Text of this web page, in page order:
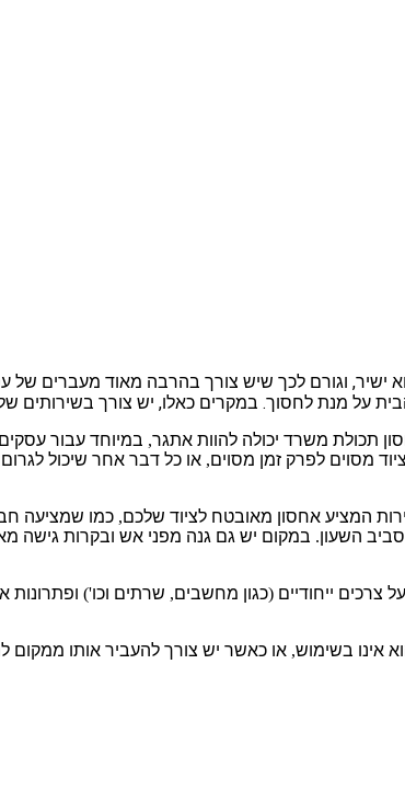
ישיר, וגורם לכך שיש צורך בהרבה מאוד מעברים של
על מנת לחסוך. במקרים כאלו, יש צורך בשירותים
תכולת משרד יכולה להוות אתגר, במיוחד עבור
מסוים לפרק זמן מסוים, או כל דבר אחר שיכול
המציע אחסון מאובטח לציוד שלכם, כמו שמציעה
השעון. במקום יש גם גנה מפני אש ובקרות גישה
צרכים ייחודיים (כגון מחשבים, שרתים וכו') ופתרונות
אינו בשימוש, או כאשר יש צורך להעביר אותו ממקום